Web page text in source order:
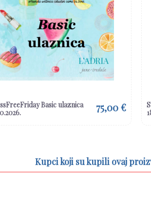
Basic ulaznica
75,00 €
Kupci koji su kupili ovaj